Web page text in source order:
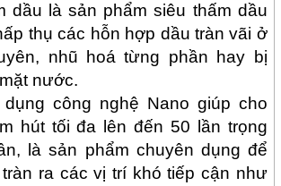
dầu là sản phẩm siêu thấm dầu
thụ các hỗn hợp dầu tràn vãi ở
nhũ hoá từng phần hay bị
nước.
công nghệ Nano giúp cho
hút tối đa lên đến 50 lần trọng
là sản phẩm chuyên dụng để
ra các vị trí khó tiếp cận như